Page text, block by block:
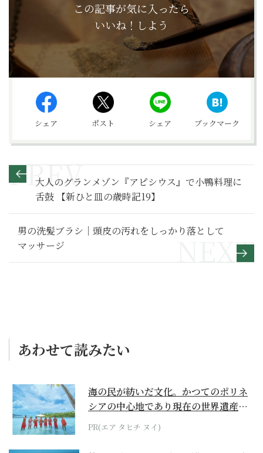
この記事が気に入ったら
いいね！しよう
シェア ポスト シェア ブックマーク
大人のグランメゾン『アピシウス』で小鴨料理に
舌鼓 【新ひと皿の歳時記19】
男の洗髪ブラシ｜頭皮の汚れをしっかり落として
マッサージ
あわせて読みたい
海の民が紡いだ文化。かつてのポリネ
シアの中心地であり現在の世界遺産か
らみえてくる...
PR(エア タヒチ ヌイ)